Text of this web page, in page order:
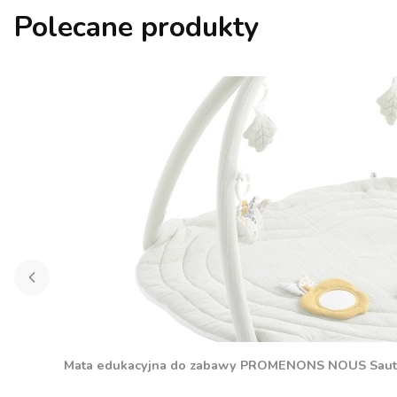
Polecane produkty
Mata edukacyjna do zabawy PROMENONS NOUS